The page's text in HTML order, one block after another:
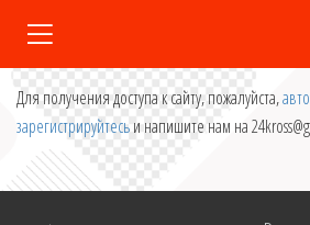
Для получения доступа к сайту, пожалуйста,
зарегистрируйтесьи напишите нам на